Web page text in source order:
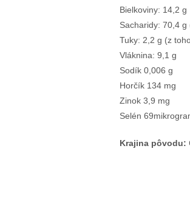
Bielkoviny: 14,2 g
Sacharidy: 70,4
Tuky: 2,2 g (z
Vláknina: 9,1 g
Sodík 0,006 g
Horčík 134 mg
Zinok 3,9 mg
Selén
Krajina pôvodu: